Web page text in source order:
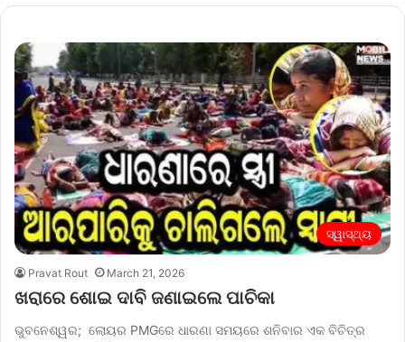
ସ୍ୱାସ୍ଥ୍ୟ
Pravat Rout March 21, 2026
ଖରାରେ ଶୋଇ ଦାବି ଜଣାଇଲେ ପାଚିକା
ଭୁବନେଶ୍ୱର; ଲୋୟର PMGରେ ଧାରଣା ସମୟରେ ଶନିବାର ଏକ ବିଚିତ୍ର